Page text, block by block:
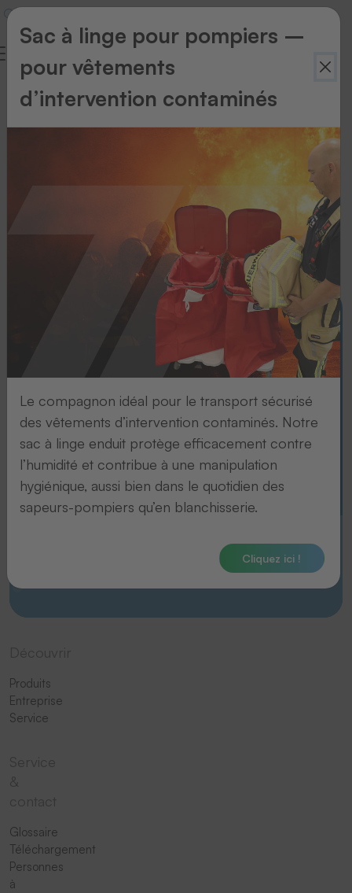
News
Des écussons d’exception.
La précision au service de votre
identité.
Zum Embleme-Film
Produits
Entreprise
Service
Glossaire
Téléchargement
Personnes
à
Sac à linge pour pompiers –
pour vêtements
d’intervention contaminés
Le compagnon idéal pour le transport sécurisé
des vêtements d’intervention contaminés. Notre
sac à linge enduit protège efficacement contre
l’humidité et contribue à une manipulation
hygiénique, aussi bien dans le quotidien des
sapeurs-pompiers qu’en blanchisserie.
Cliquez ici !